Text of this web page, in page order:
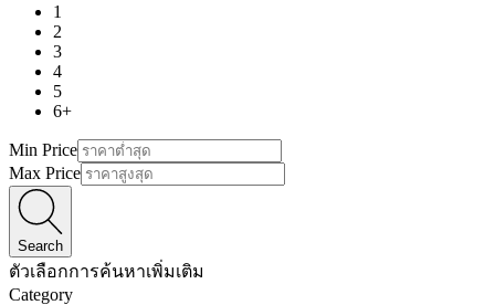
1
2
3
4
5
6+
Min Price
Max Price
Search
ตัวเลือกการค้นหาเพิ่มเติม
Category